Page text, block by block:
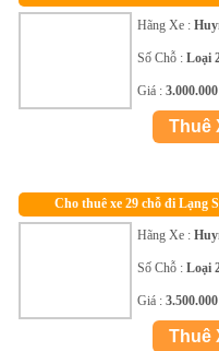
Hãng Xe :
Số Chỗ : Loại
Giá :
Cho thuê xe 29 chỗ đi Lạng
Hãng Xe :
Số Chỗ : Loại
Giá :